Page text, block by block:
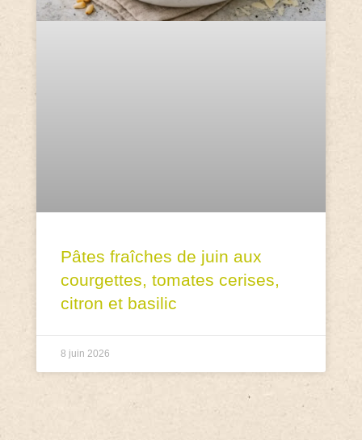
Pâtes fraîches de juin aux
courgettes, tomates cerises,
citron et basilic
8 juin 2026